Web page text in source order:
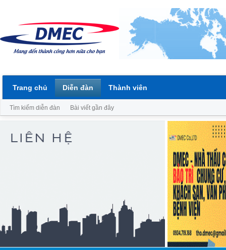
Trang chủ Diễn đàn
Tìm kiếm diễn đàn Bài viết gần đây
Thành viên